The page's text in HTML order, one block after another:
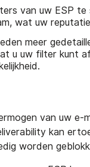
van uw ESP te
wat uw
meer
u uw filter kunt
van uw e-
kan
worden